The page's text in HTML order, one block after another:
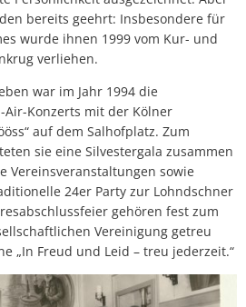
bereits geehrt: Insbesondere für
wurde ihnen 1999 vom Kur- und
verliehen.
war im Jahr 1994 die
Air-Konzerts mit der Kölner
auf dem Salhofplatz. Zum
sie eine Silvestergala zusammen
Vereinsveranstaltungen sowie
24er Party zur Lohndschner
gehören fest zum
Vereinigung getreu
„In Freud und Leid – treu jederzeit.“